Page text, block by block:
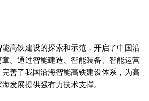
高铁建设的探索和示范，开启了中国沿
。通过智能建造、智能装备、智能运营
善了我国沿海智能高铁建设体系，为高
发展提供强有力技术支撑。